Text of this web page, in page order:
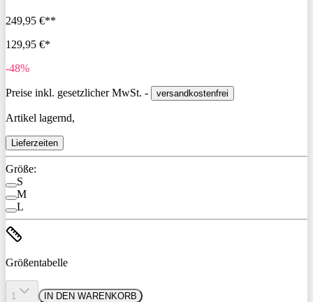
249,95 €**
129,95 €*
-48%
Preise inkl. gesetzlicher MwSt. - versandkostenfrei
Artikel lagernd,
Lieferzeiten
Größe:
S
M
L
Größentabelle
1 IN DEN WARENKORB